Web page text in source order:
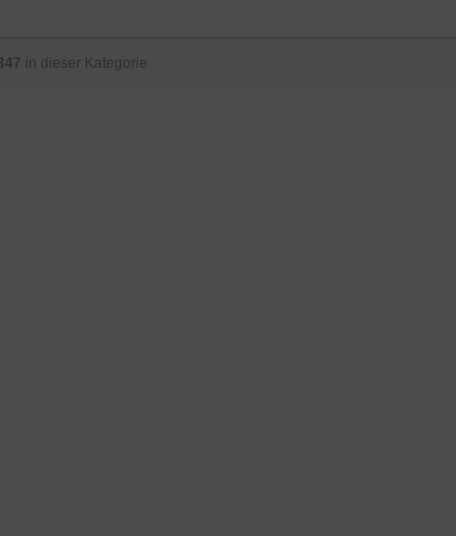
in dieser Kategorie